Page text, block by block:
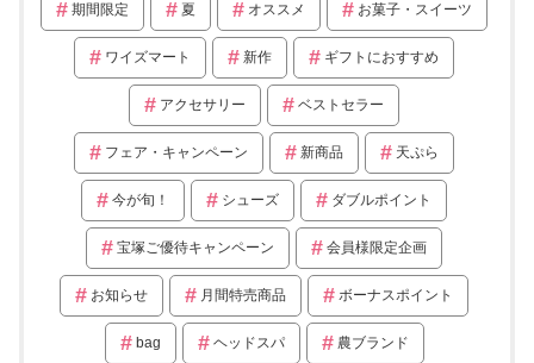
期間限定 夏 オススメ お菓子・スイーツ
ワイズマート 新作 ギフトにおすすめ
アクセサリー ベストセラー
フェア・キャンペーン 新商品 天ぷら
今が旬！ シューズ ダブルポイント
宝塚ご優待キャンペーン 会員様限定企画
お知らせ 月間特売商品 ボーナスポイント
bag ヘッドスパ 農ブランド